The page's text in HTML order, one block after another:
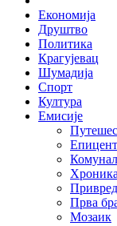
Економија
Друштво
Политика
Крагујевац
Шумадија
Спорт
Култура
Емисије
Прва
Мозаик